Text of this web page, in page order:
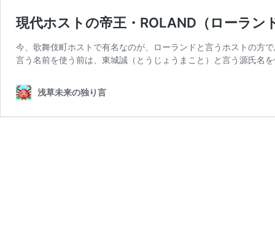
現代ホストの帝王・ROLAND（ローラン
今、歌舞伎町ホストで有名なのが、ローランドと言うホストの方
言う名前を使う前は、東城誠（とうじょうまこと）と言う源氏名
浅草未来の独り言